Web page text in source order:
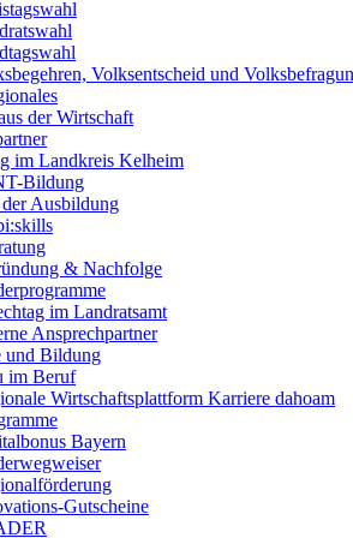
Volksentscheid und
der Wirtschaft
im Landkreis Kelheim
Bildung
Ausbildung
& Nachfolge
im Landratsamt
Ansprechpartner
und Bildung
im Beruf
Wirtschaftsplattform Karriere dahoam
Bayern
Gutscheine